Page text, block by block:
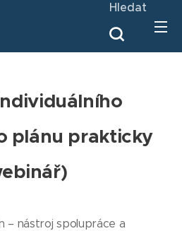
Hledat
plánu prakticky
– nástroj spolupráce a